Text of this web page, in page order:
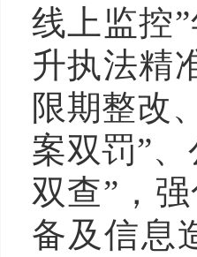
线上监控
升执法精
限期整改
案双罚”
双查”，
备及信息